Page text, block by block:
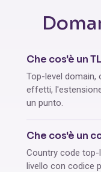
Che cos'è un
Top-level domain,
effetti,
un punto.
Che cos'è un
Country code top-
livello con codice